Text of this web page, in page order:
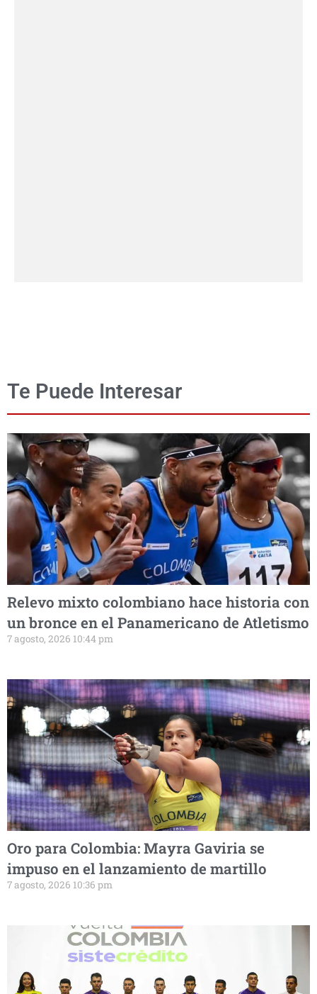
Te Puede Interesar
Relevo mixto colombiano hace historia con
un bronce en el Panamericano de Atletismo
7 agosto, 2026 10:44 pm
Oro para Colombia: Mayra Gaviria se
impuso en el lanzamiento de martillo
7 agosto, 2026 10:36 pm